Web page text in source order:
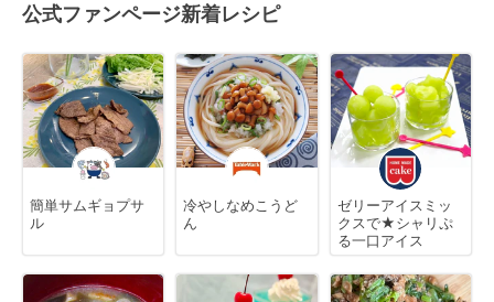
公式ファンページ新着レシピ
簡単サムギョプサ
ル
冷やしなめこうど
ん
ゼリーアイスミッ
クスで★シャリぷ
る一口アイス